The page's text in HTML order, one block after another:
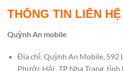
THÔNG TIN LIÊN HỆ
Quỳnh An mobile
Địa chỉ: Quỳnh An Mobile, 592
Phước Hải , TP Nha Trang, tỉnh